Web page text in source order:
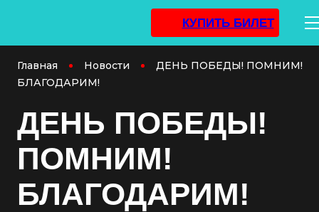
КУПИТЬ БИЛЕТ
Главная Новости
ДЕНЬ ПОБЕДЫ! ПОМНИМ!
БЛАГОДАРИМ!
ДЕНЬ ПОБЕДЫ!
ПОМНИМ!
БЛАГОДАРИМ!